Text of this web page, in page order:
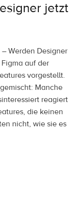
jetzt
Werden Designer
auf der
vorgestellt.
Manche
reagiert
die keinen
nicht, wie sie es